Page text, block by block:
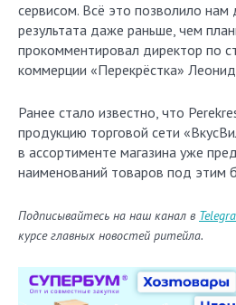
сервисом. Всё это позволило нам
результата даже раньше, чем
прокомментировал директор по
коммерции «Перекрёстка»
Ранее стало известно, что
продукцию торговой сети
в ассортименте магазина уже
наименований товаров под этим
Подписывайтесь на наш канал в
курсе главных новостей ритейла.